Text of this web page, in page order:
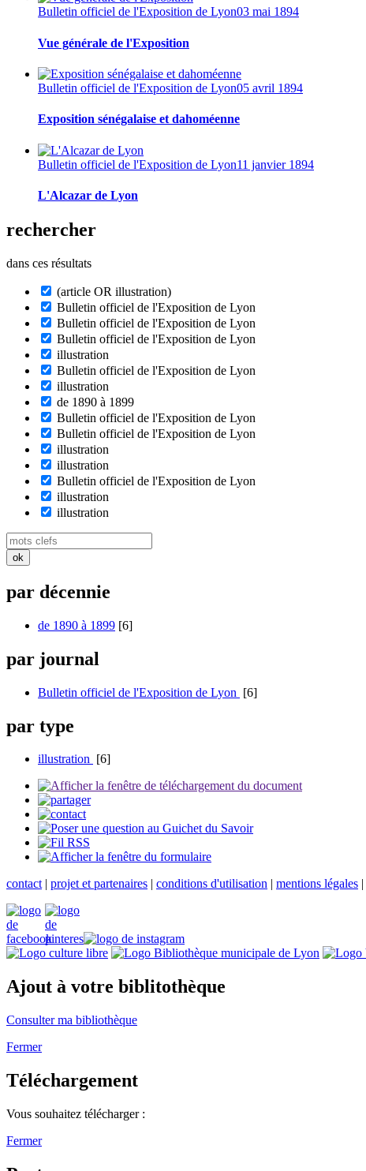
Bulletin officiel de l'Exposition de Lyon03 mai 1894
Vue générale de l'Exposition
Bulletin officiel de l'Exposition de Lyon05 avril 1894
Exposition sénégalaise et dahoméenne
Bulletin officiel de l'Exposition de Lyon11 janvier 1894
L'Alcazar de Lyon
rechercher
dans ces résultats
(article OR illustration)
Bulletin officiel de l'Exposition de Lyon
Bulletin officiel de l'Exposition de Lyon
Bulletin officiel de l'Exposition de Lyon
illustration
Bulletin officiel de l'Exposition de Lyon
illustration
de 1890 à 1899
Bulletin officiel de l'Exposition de Lyon
Bulletin officiel de l'Exposition de Lyon
illustration
illustration
Bulletin officiel de l'Exposition de Lyon
illustration
illustration
par décennie
de 1890 à 1899 [6]
par journal
Bulletin officiel de l'Exposition de Lyon [6]
par type
illustration [6]
contact| projet et partenaires | conditions d'utilisation | mentions légales |
Ajout à votre biblitothèque
Consulter ma bibliothèque
Fermer
Téléchargement
Vous souhaitez télécharger :
Fermer